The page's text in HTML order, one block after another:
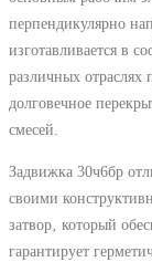
перпендикулярно
изготавливается в
различных отраслях
долговечное
смесей.
Задвижка 30ч6бр
своими
затвор‚ который
гарантирует